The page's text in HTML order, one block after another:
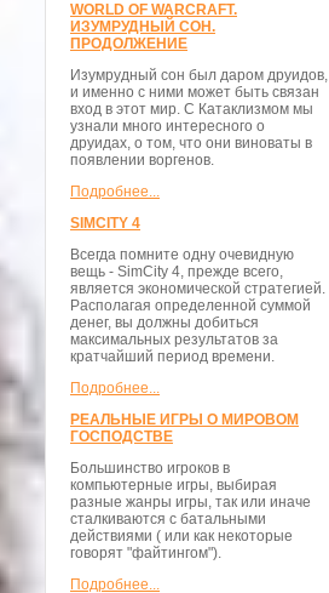
WORLD OF WARCRAFT.
ИЗУМРУДНЫЙ СОН.
ПРОДОЛЖЕНИЕ
Изумрудный сон был даром друидов,
и именно с ними может быть связан
вход в этот мир. С Катаклизмом мы
узнали много интересного о
друидах, о том, что они виноваты в
появлении воргенов.
Подробнее...
SIMCITY 4
Всегда помните одну очевидную
вещь - SimCity 4, прежде всего,
является экономической стратегией.
Располагая определенной суммой
денег, вы должны добиться
максимальных результатов за
кратчайший период времени.
Подробнее...
РЕАЛЬНЫЕ ИГРЫ О МИРОВОМ
ГОСПОДСТВЕ
Большинство игроков в
компьютерные игры, выбирая
разные жанры игры, так или иначе
сталкиваются с батальными
действиями ( или как некоторые
говорят "файтингом").
Подробнее...